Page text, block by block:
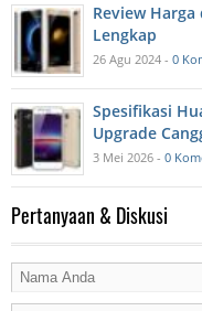
Review
Lengkap
26 Agu 2024 - 0
Spesifikasi
Upgrade
3 Mei 2026 - 0
Pertanyaan & Diskusi